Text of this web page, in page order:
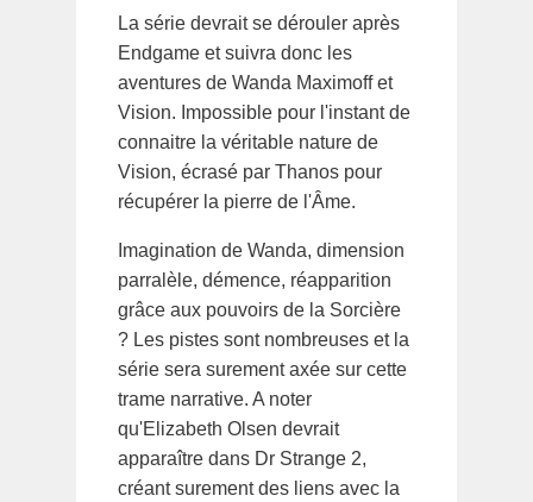
La série devrait se dérouler après
Endgame et suivra donc les
aventures de Wanda Maximoff et
Vision. Impossible pour l'instant de
connaitre la véritable nature de
Vision, écrasé par Thanos pour
récupérer la pierre de l'Âme.
Imagination de Wanda, dimension
parralèle, démence, réapparition
grâce aux pouvoirs de la Sorcière
? Les pistes sont nombreuses et la
série sera surement axée sur cette
trame narrative. A noter
qu'Elizabeth Olsen devrait
apparaître dans Dr Strange 2,
créant surement des liens avec la